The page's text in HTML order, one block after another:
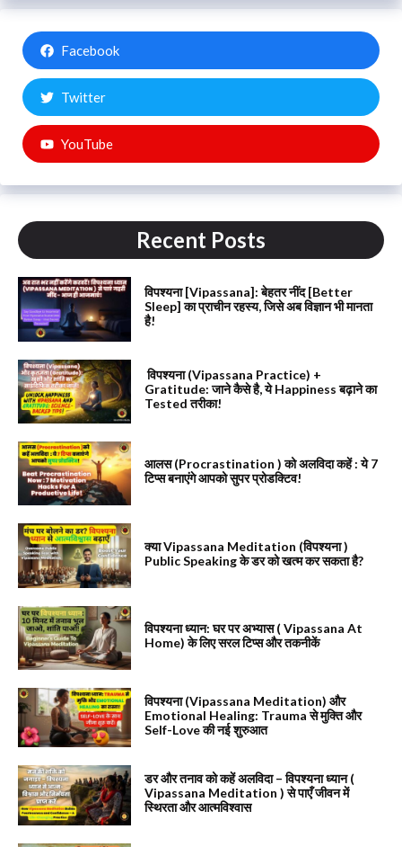
Facebook
Twitter
YouTube
Recent Posts
विपश्यना [Vipassana]: बेहतर नींद [Better
Sleep] का प्राचीन रहस्य, जिसे अब विज्ञान भी मानता
है!
विपश्यना (Vipassana Practice) +
Gratitude: जाने कैसे है, ये Happiness बढ़ाने का
Tested तरीका!
आलस (Procrastination ) को अलविदा कहें : ये 7
टिप्स बनाएंगे आपको सुपर प्रोडक्टिव!
क्या Vipassana Meditation (विपश्यना )
Public Speaking के डर को खत्म कर सकता है?
विपश्यना ध्यान: घर पर अभ्यास ( Vipassana At
Home) के लिए सरल टिप्स और तकनीकें
विपश्यना (Vipassana Meditation) और
Emotional Healing: Trauma से मुक्ति और
Self-Love की नई शुरुआत
डर और तनाव को कहें अलविदा – विपश्यना ध्यान (
Vipassana Meditation ) से पाएँ जीवन में
स्थिरता और आत्मविश्वास